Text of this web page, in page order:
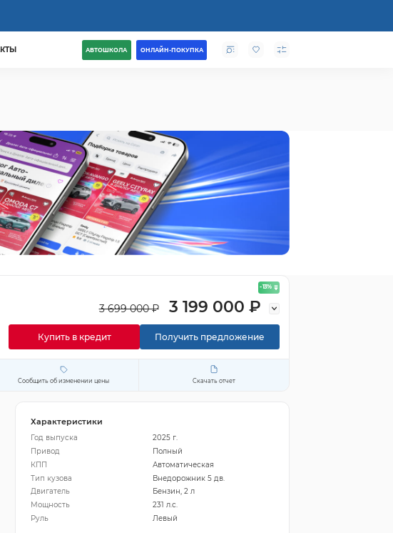
АВТОШКОЛА ОНЛАЙН-ПОКУПКА
- 13%
3 699 000 ₽ 3 199 000 ₽
Купить в кредит Получить предложение
Сообщить об изменении цены Скачать отчет
Характеристики
Год выпуска
2025 г.
Привод
Полный
КПП
Автоматическая
Тип кузова
Внедорожник 5 дв.
Двигатель
Бензин, 2 л
Мощность
231 л.с.
Руль
Левый